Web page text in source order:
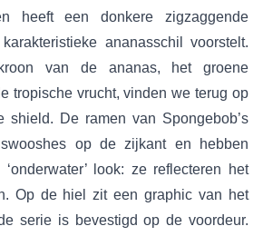
heeft een donkere zigzaggende
ananasschil voorstelt.
van de ananas, het groene
tropische vrucht, vinden we terug op
shield. De ramen van Spongebob’s
op de zijkant en hebben
look: ze reflecteren het
Op de hiel zit een graphic van het
serie is bevestigd op de voordeur.